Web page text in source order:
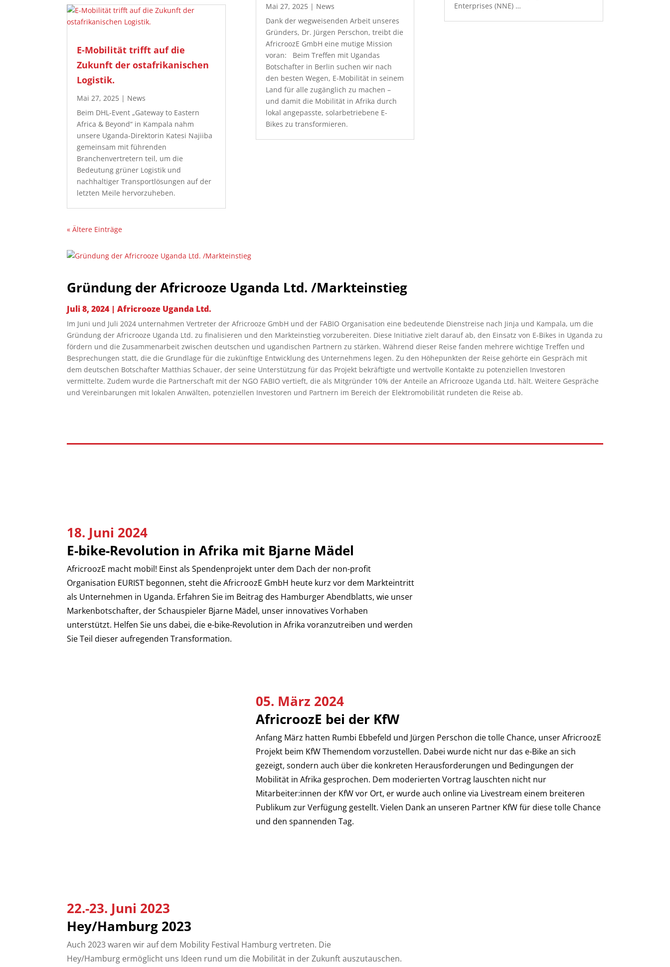
E-Mobilität trifft auf die
Zukunft der ostafrikanischen
Logistik.
Mai 27, 2025 | News
Beim DHL-Event „Gateway to Eastern
Africa & Beyond“ in Kampala nahm
unsere Uganda-Direktorin Katesi Najiiba
gemeinsam mit führenden
Branchenvertretern teil, um die
Bedeutung grüner Logistik und
nachhaltiger Transportlösungen auf der
letzten Meile hervorzuheben.
Mai 27, 2025| News
Dank der wegweisenden Arbeit unseres
Gründers, Dr. Jürgen Perschon, treibt die
AfricroozE GmbH eine mutige Mission
voran: Beim Treffen mit Ugandas
Botschafter in Berlin suchen wir nach
den besten Wegen, E-Mobilität in seinem
Land für alle zugänglich zu machen –
und damit die Mobilität in Afrika durch
lokal angepasste, solarbetriebene E-
Bikes zu transformieren.
Enterprises (NNE) …
« Ältere Einträge
Gründung der Africrooze Uganda Ltd. /Markteinstieg
Juli 8, 2024|Africrooze Uganda Ltd.
Im Juni und Juli 2024 unternahmen Vertreter der Africrooze GmbH und der FABIO Organisation eine bedeutende Dienstreise nach Jinja und Kampala, um die
Gründung der Africrooze Uganda Ltd. zu finalisieren und den Markteinstieg vorzubereiten. Diese Initiative zielt darauf ab, den Einsatz von E-Bikes in Uganda zu
fördern und die Zusammenarbeit zwischen deutschen und ugandischen Partnern zu stärken. Während dieser Reise fanden mehrere wichtige Treffen und
Besprechungen statt, die die Grundlage für die zukünftige Entwicklung des Unternehmens legen. Zu den Höhepunkten der Reise gehörte ein Gespräch mit
dem deutschen Botschafter Matthias Schauer, der seine Unterstützung für das Projekt bekräftigte und wertvolle Kontakte zu potenziellen Investoren
vermittelte. Zudem wurde die Partnerschaft mit der NGO FABIO vertieft, die als Mitgründer 10% der Anteile an Africrooze Uganda Ltd. hält. Weitere Gespräche
und Vereinbarungen mit lokalen Anwälten, potenziellen Investoren und Partnern im Bereich der Elektromobilität rundeten die Reise ab.
18. Juni 2024
E-bike-Revolution in Afrika mit Bjarne Mädel
AfricroozE macht mobil! Einst als Spendenprojekt unter dem Dach der non-profit
Organisation EURIST begonnen, steht die AfricroozE GmbH heute kurz vor dem Markteintritt
als Unternehmen in Uganda. Erfahren Sie im Beitrag des Hamburger Abendblatts, wie unser
Markenbotschafter, der Schauspieler Bjarne Mädel, unser innovatives Vorhaben
unterstützt. Helfen Sie uns dabei, die e-bike-Revolution in Afrika voranzutreiben und werden
Sie Teil dieser aufregenden Transformation.
05. März 2024
AfricroozE bei der KfW
Anfang März hatten Rumbi Ebbefeld und Jürgen Perschon die tolle Chance, unser AfricroozE
Projekt beim KfW Themendom vorzustellen. Dabei wurde nicht nur das e-Bike an sich
gezeigt, sondern auch über die konkreten Herausforderungen und Bedingungen der
Mobilität in Afrika gesprochen. Dem moderierten Vortrag lauschten nicht nur
Mitarbeiter:innen der KfW vor Ort, er wurde auch online via Livestream einem breiteren
Publikum zur Verfügung gestellt. Vielen Dank an unseren Partner KfW für diese tolle Chance
und den spannenden Tag.
22.-23. Juni 2023
Hey/Hamburg 2023
Auch 2023 waren wir auf dem Mobility Festival Hamburg vertreten. Die
Hey/Hamburg ermöglicht uns Ideen rund um die Mobilität in der Zukunft auszutauschen.